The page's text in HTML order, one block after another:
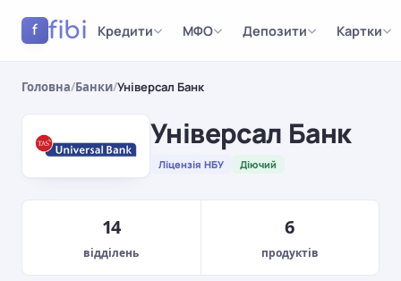
f fibi Кредити МФО Депозити Картки
Головна/Банки/Універсал Банк
Універсал Банк
Ліцензія НБУ Діючий
14
відділень
6
продуктів